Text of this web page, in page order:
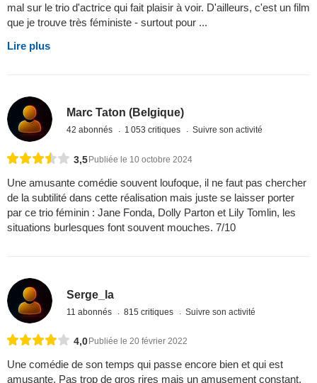
mal sur le trio d'actrice qui fait plaisir à voir. D'ailleurs, c'est un film
que je trouve très féministe - surtout pour ...
Lire plus
Marc Taton (Belgique)
42 abonnés 1 053 critiques Suivre son activité
3,5 Publiée le 10 octobre 2024
Une amusante comédie souvent loufoque, il ne faut pas chercher
de la subtilité dans cette réalisation mais juste se laisser porter
par ce trio féminin : Jane Fonda, Dolly Parton et Lily Tomlin, les
situations burlesques font souvent mouches. 7/10
Serge_la
11 abonnés 815 critiques Suivre son activité
4,0 Publiée le 20 février 2022
Une comédie de son temps qui passe encore bien et qui est
amusante. Pas trop de gros rires mais un amusement constant.